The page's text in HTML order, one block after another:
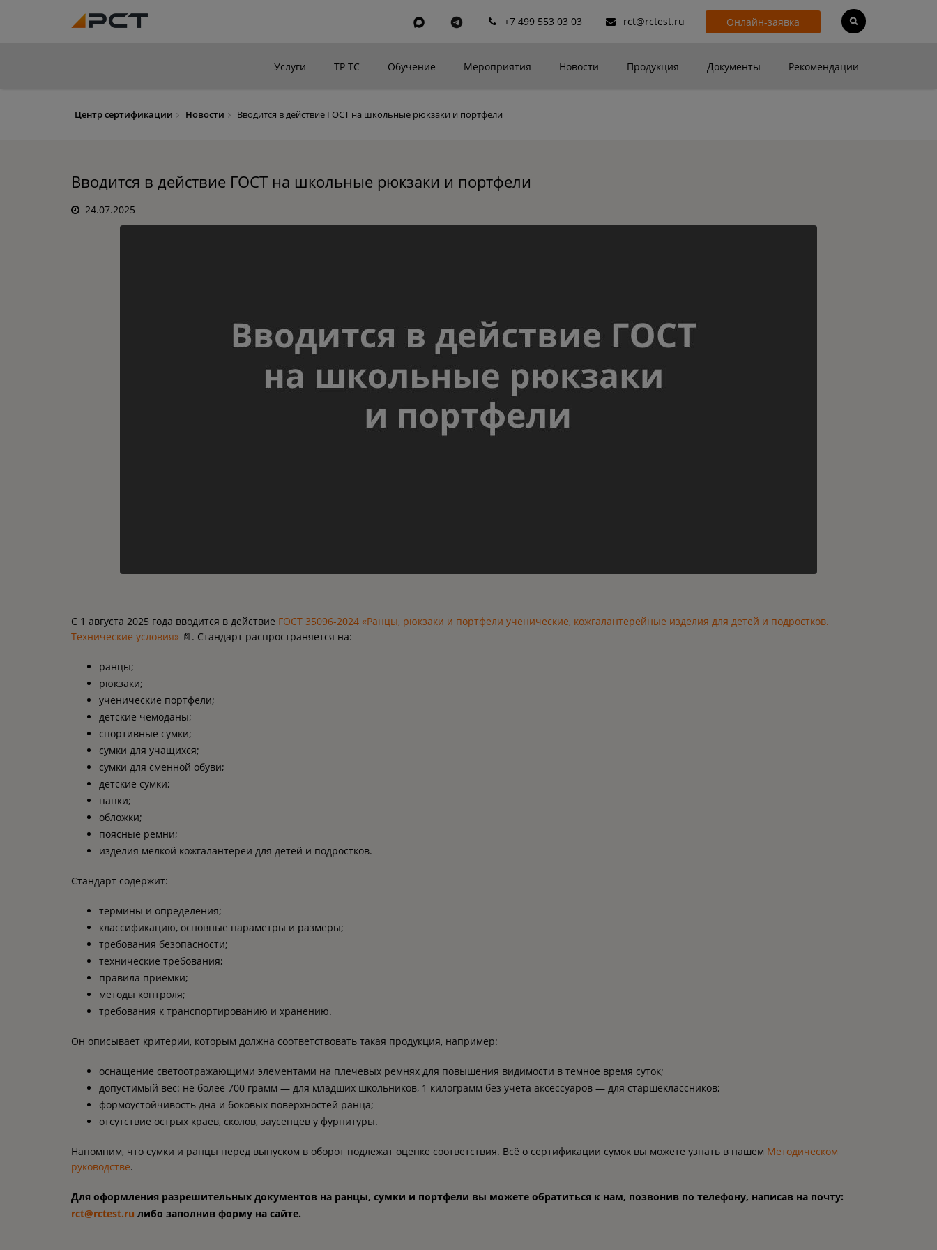
+7 499 553 03 03 rct@rctest.ru Онлайн-заявка
Услуги ТР ТС Обучение Мероприятия Новости Продукция Документы Рекомендации
Центр сертификации Новости Вводится в действие ГОСТ на школьные рюкзаки и портфели
Вводится в действие ГОСТ на школьные рюкзаки и портфели
24.07.2025
С 1 августа 2025 года вводится в действие ГОСТ 35096-2024 «Ранцы, рюкзаки и портфели ученические, кожгалантерейные изделия для детей и подростков.
Технические условия» 📄. Стандарт распространяется на:
ранцы;
рюкзаки;
ученические портфели;
детские чемоданы;
спортивные сумки;
сумки для учащихся;
сумки для сменной обуви;
детские сумки;
папки;
обложки;
поясные ремни;
изделия мелкой кожгалантереи для детей и подростков.
Стандарт содержит:
термины и определения;
классификацию, основные параметры и размеры;
требования безопасности;
технические требования;
правила приемки;
методы контроля;
требования к транспортированию и хранению.
Он описывает критерии, которым должна соответствовать такая продукция, например:
оснащение светоотражающими элементами на плечевых ремнях для повышения видимости в темное время суток;
допустимый вес: не более 700 грамм — для младших школьников, 1 килограмм без учета аксессуаров — для старшеклассников;
формоустойчивость дна и боковых поверхностей ранца;
отсутствие острых краев, сколов, заусенцев у фурнитуры.
Напомним, что сумки и ранцы перед выпуском в оборот подлежат оценке соответствия. Всё о сертификации сумок вы можете узнать в нашем Методическом
руководстве.
Для оформления разрешительных документов на ранцы, сумки и портфели вы можете обратиться к нам, позвонив по телефону, написав на почту:
rct@rctest.ru либо заполнив форму на сайте.